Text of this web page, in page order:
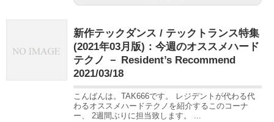
新作テックダンス / テックトランス特集
(2021年03月版)：今週のオススメハード
テクノ － Resident’s Recommend
2021/03/18
こんばんは。TAK666です。 レジデントが代わる代
わるオススメハードテクノを紹介するこのコーナ
ー、 2週間ぶりに担当致します。 ...